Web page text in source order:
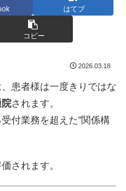
はてブ
コピー
2026.03.18
患者様は一度きりではな
院されます。
付業務を超えた“関係構
されます。